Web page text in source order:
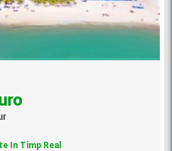
In Timp Real